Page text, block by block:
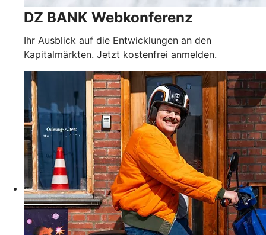
DZ BANK Webkonferenz
Ihr Ausblick auf die Entwicklungen an den
Kapitalmärkten. Jetzt kostenfrei anmelden.